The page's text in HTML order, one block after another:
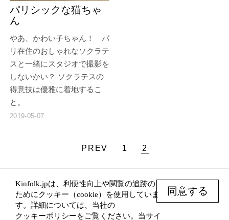
パリシックな猫ちゃ
ん
やあ、かわい子ちゃん！ パ
リ在住のおしゃれなソクラテ
スと一緒にスタジオで撮影を
しないかい？ ソクラテスの
得意技は優雅に着地するこ
と。
2019-05-07
PREV 1 2
© Kinfolk 2026
Terms
Subscribe
Kinfolk.jpは、利便性向上や閲覧の追跡の
ためにクッキー（cookie）を使用していま
す。詳細については、当社の
クッキーポリシーをご覧ください。当サイ
同意する